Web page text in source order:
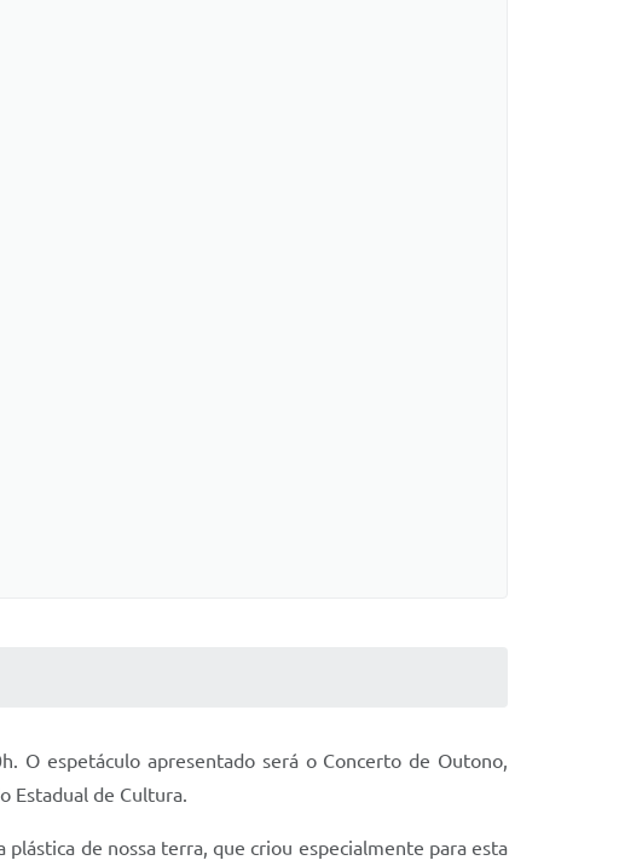
O espetáculo apresentado será o Concerto de Outono,
Estadual de Cultura.
de nossa terra, que criou especialmente para esta